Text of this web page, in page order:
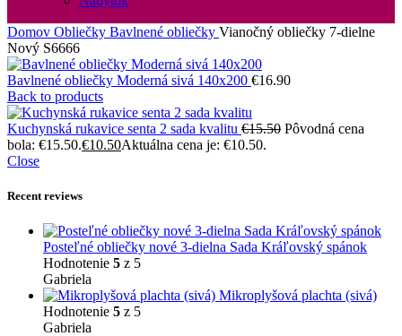
Domov Obliečky Bavlnené obliečky Vianočný obliečky 7-dielne
Nový S6666
Bavlnené obliečky Moderná sivá 140x200 €16.90
Back to products
Kuchynská rukavice senta 2 sada kvalitu €15.50 Pôvodná cena
bola: €15.50.€10.50Aktuálna cena je: €10.50.
Close
Recent reviews
Posteľné obliečky nové 3-dielna Sada Kráľovský spánok
Hodnotenie 5 z 5
Gabriela
Mikroplyšová plachta (sivá)
Hodnotenie 5 z 5
Gabriela